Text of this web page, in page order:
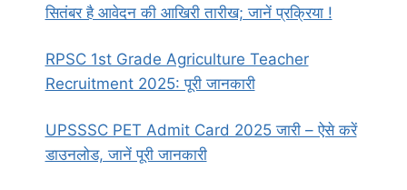
सितंबर है आवेदन की आखिरी तारीख; जानें प्रक्रिया !
RPSC 1st Grade Agriculture Teacher
Recruitment 2025: पूरी जानकारी
UPSSSC PET Admit Card 2025 जारी – ऐसे करें
डाउनलोड, जानें पूरी जानकारी